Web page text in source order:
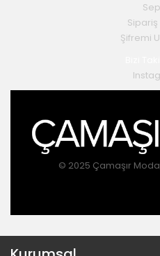
Şifremi
© 2025 Çamaşır